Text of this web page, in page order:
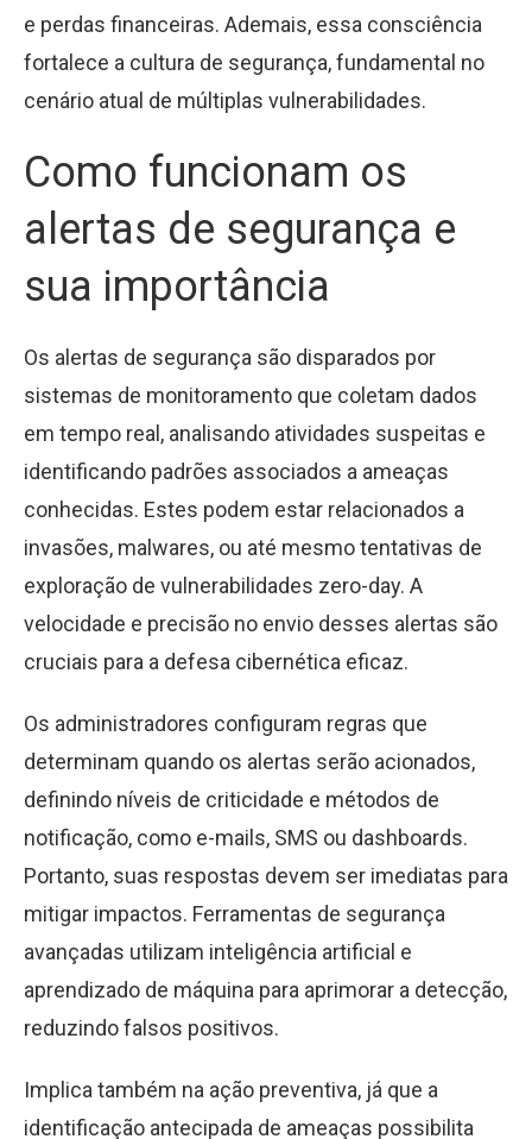
e perdas financeiras. Ademais, essa consciência
fortalece a cultura de segurança, fundamental no
cenário atual de múltiplas vulnerabilidades.
Como funcionam os
alertas de segurança e
sua importância
Os alertas de segurança são disparados por
sistemas de monitoramento que coletam dados
em tempo real, analisando atividades suspeitas e
identificando padrões associados a ameaças
conhecidas. Estes podem estar relacionados a
invasões, malwares, ou até mesmo tentativas de
exploração de vulnerabilidades zero-day. A
velocidade e precisão no envio desses alertas são
cruciais para a defesa cibernética eficaz.
Os administradores configuram regras que
determinam quando os alertas serão acionados,
definindo níveis de criticidade e métodos de
notificação, como e-mails, SMS ou dashboards.
Portanto, suas respostas devem ser imediatas para
mitigar impactos. Ferramentas de segurança
avançadas utilizam inteligência artificial e
aprendizado de máquina para aprimorar a detecção,
reduzindo falsos positivos.
Implica também na ação preventiva, já que a
identificação antecipada de ameaças possibilita